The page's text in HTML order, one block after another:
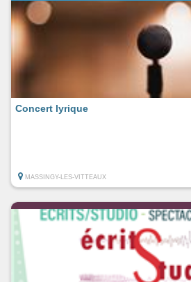
Concert lyrique
MASSINGY-LES-VITTEAUX